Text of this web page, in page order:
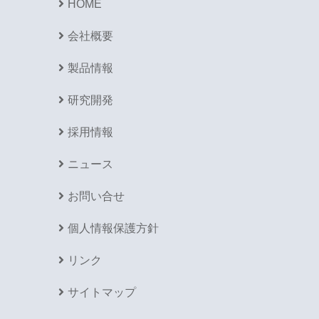
HOME
会社概要
製品情報
研究開発
採用情報
ニュース
お問い合せ
個人情報保護方針
リンク
サイトマップ